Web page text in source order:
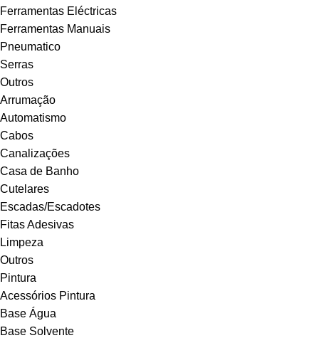
Ferramentas Eléctricas
Ferramentas Manuais
Pneumatico
Serras
Outros
Arrumação
Automatismo
Cabos
Canalizações
Casa de Banho
Cutelares
Escadas/Escadotes
Fitas Adesivas
Limpeza
Outros
Pintura
Acessórios Pintura
Base Água
Base Solvente